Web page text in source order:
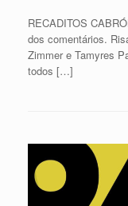
RECADITOS
dos comentários.
Zimmer e Tamyres
todos […]